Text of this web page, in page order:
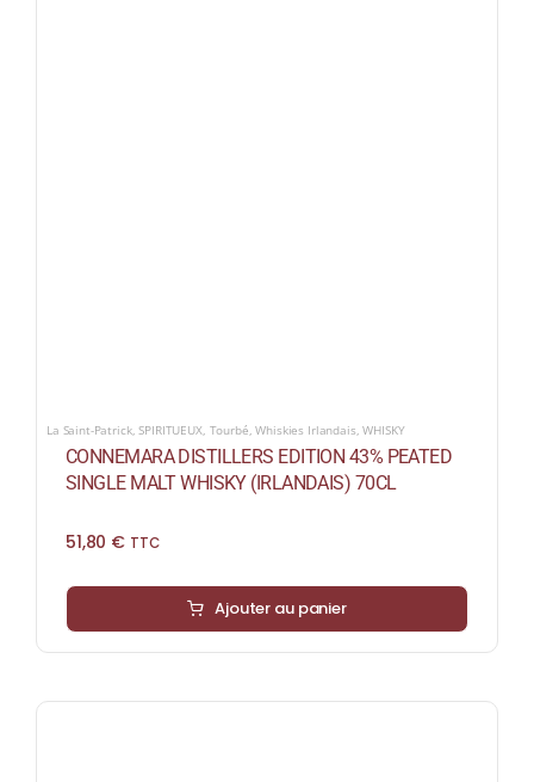
La Saint-Patrick,SPIRITUEUX Tourbé ,Whiskies Irlandais ,WHISKY
CONNEMARA DISTILLERS EDITION 43% PEATED
SINGLE MALT WHISKY (IRLANDAIS) 70CL
51,80 € TTC
Ajouter au panier